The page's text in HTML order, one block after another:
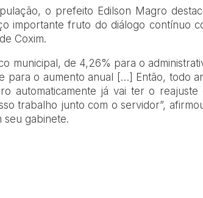
o prefeito Edilson Magro
importante fruto do diálogo contínuo
Coxim.
municipal, de 4,26% para o
para o aumento anual […] Então, todo
automaticamente já vai ter o reajuste
trabalho junto com o servidor”,
seu gabinete.